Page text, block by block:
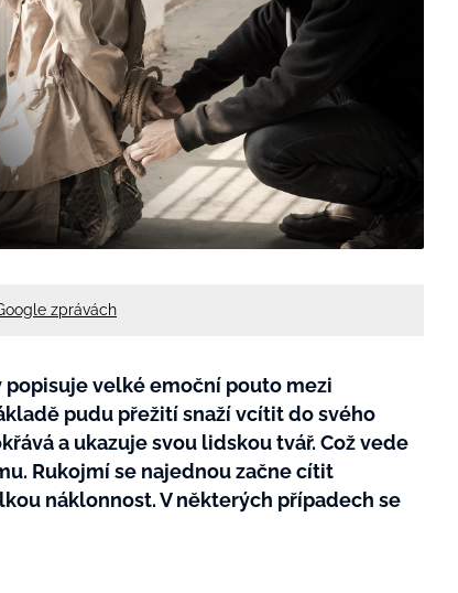
zprávách
velké emoční pouto mezi
pudu přežití snaží vcítit do svého
a ukazuje svou lidskou tvář. Což vede
Rukojmí se najednou začne cítit
náklonnost. V některých případech se